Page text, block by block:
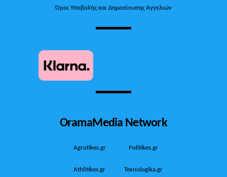
Όροι Υποβολής και Δημοσίευσης Αγγελιών
OramaMedia Network
Agrotikes.gr Politikes.gr
Athlitikes.gr Texnologika.gr